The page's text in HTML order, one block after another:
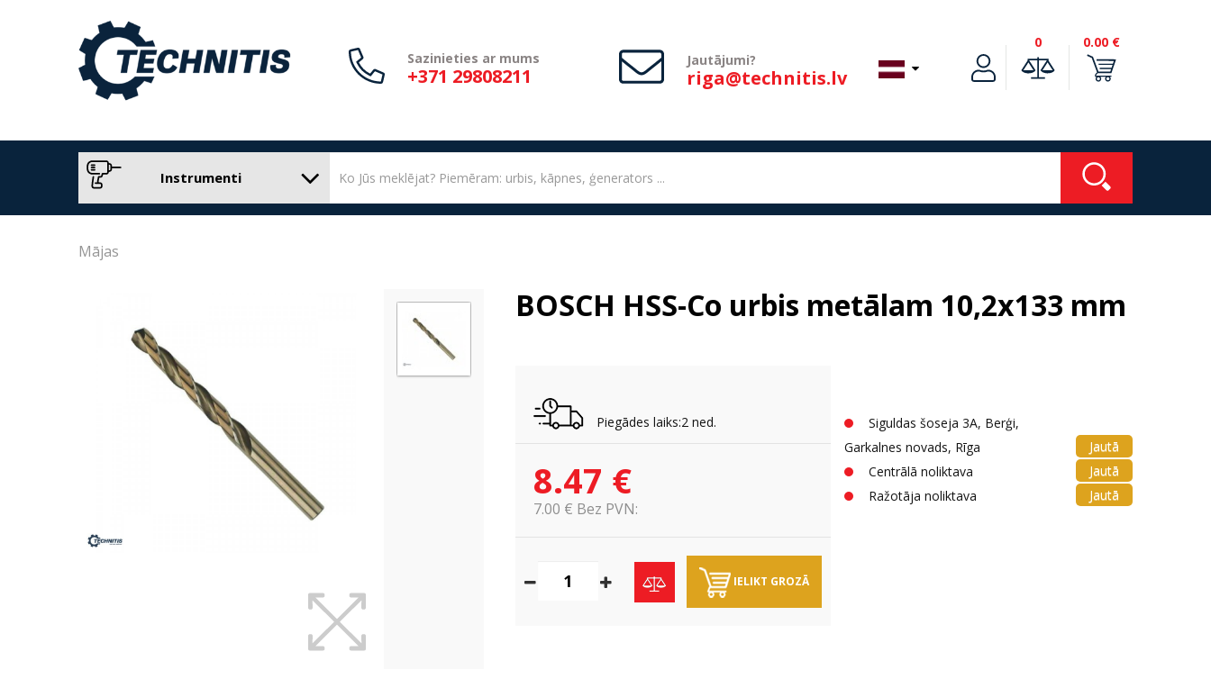
Sazinieties ar mums
+371 29808211
Jautājumi?
riga@technitis.lv
0 0.00 €
Instrumenti
Mājas
BOSCH HSS-Co urbis metālam 10,2x133 mm
Piegādes laiks:2 ned.
8.47 €
7.00 € Bez PVN:
IELIKT GROZĀ
Siguldas šoseja 3A, Berģi,
Garkalnes novads, Rīga
Jautā
Centrālā noliktava
Jautā
Ražotāja noliktava
Jautā